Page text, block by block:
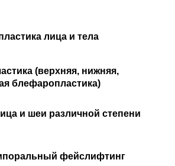
лица и тела
(верхняя, нижняя,
блефаропластика)
и шеи различной степени
фейслифтинг